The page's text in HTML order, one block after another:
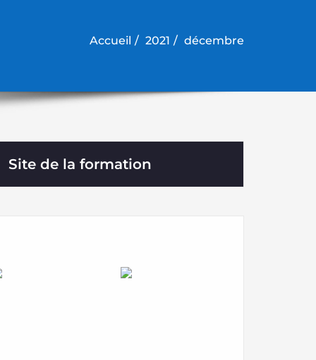
Accueil 2021 décembre
Site de la formation